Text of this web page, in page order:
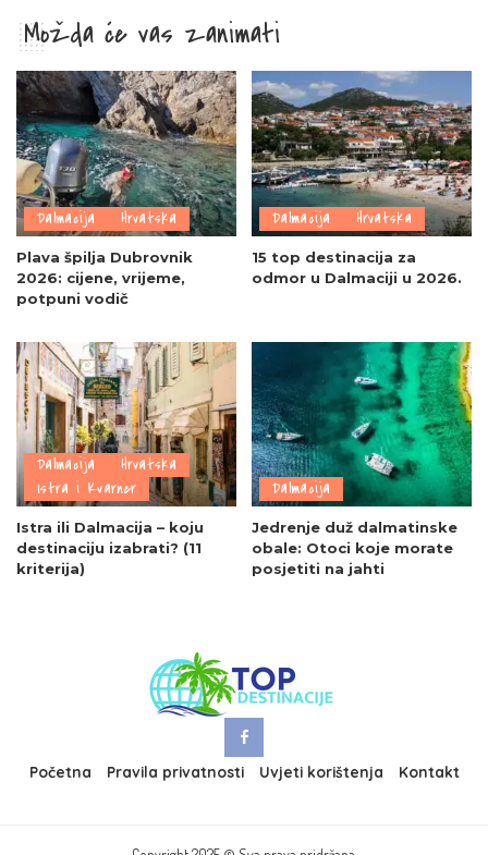
Možda će vas zanimati
Dalmacija Hrvatska
Plava špilja Dubrovnik
2026: cijene, vrijeme,
potpuni vodič
Dalmacija Hrvatska
15 top destinacija za
odmor u Dalmaciji u 2026.
Dalmacija
Hrvatska
Istra i Kvarner
Istra ili Dalmacija – koju
destinaciju izabrati? (11
kriterija)
Dalmacija
Jedrenje duž dalmatinske
obale: Otoci koje morate
posjetiti na jahti
Početna Pravila privatnosti Uvjeti korištenja Kontakt